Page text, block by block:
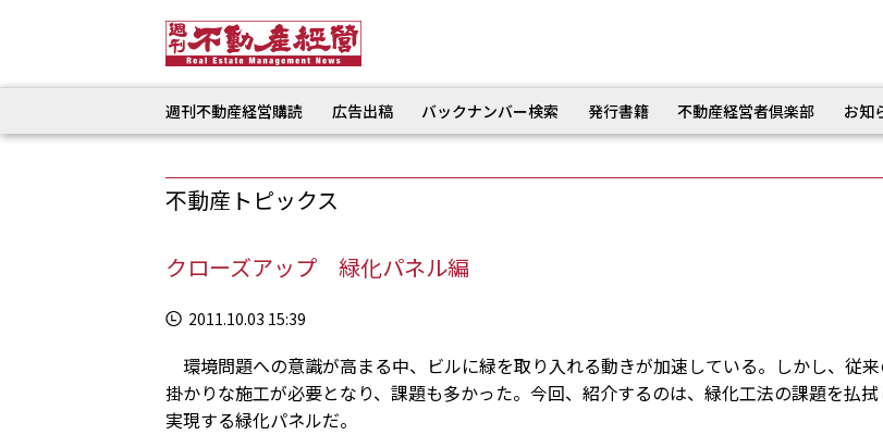
週刊不動産経営購読 広告出稿 バックナンバー検索 発行書籍 不動産経営者倶楽部 お知
不動産トピックス
クローズアップ 緑化パネル編
2011.10.03 15:39
環境問題への意識が高まる中、ビルに緑を取り入れる動きが加速している。しかし、従
掛かりな施工が必要となり、課題も多かった。今回、紹介するのは、緑化工法の課題を払
実現する緑化パネルだ。